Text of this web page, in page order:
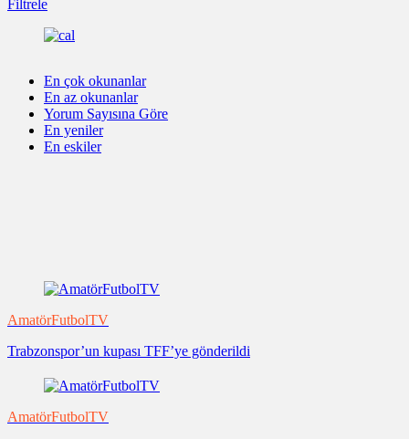
Filtrele
En çok okunanlar
En az okunanlar
Yorum Sayısına Göre
En yeniler
En eskiler
AmatörFutbolTV
Trabzonspor’un kupası TFF’ye gönderildi
AmatörFutbolTV